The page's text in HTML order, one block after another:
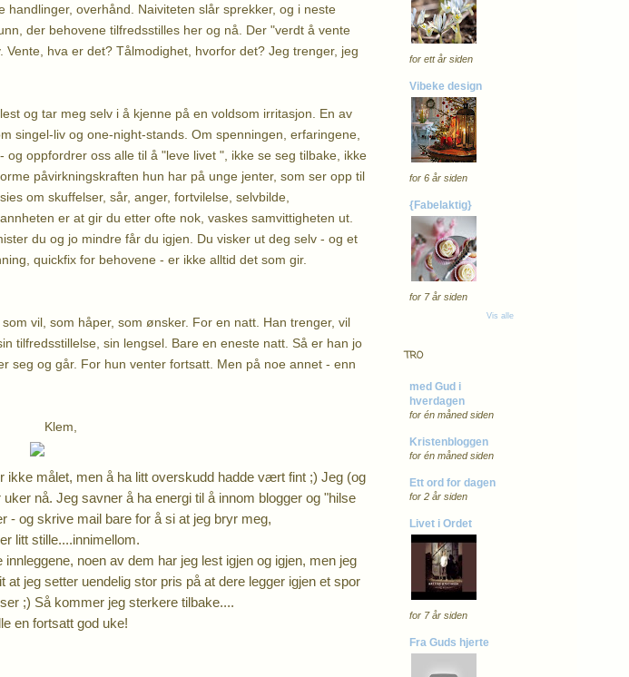
overhånd. Naiviteten slår sprekker, og i neste
der behovene tilfredsstilles her og nå. Der "verdt å vente
hva er det? Tålmodighet, hvorfor det? Jeg trenger, jeg
og tar meg selv i å kjenne på en voldsom irritasjon. En av
singel-liv og one-night-stands. Om spenningen, erfaringene,
oppfordrer oss alle til å "leve livet ", ikke se seg tilbake, ikke
påvirkningskraften hun har på unge jenter, som ser opp til
om skuffelser, sår, anger, fortvilelse, selvbilde,
er at gir du etter ofte nok, vaskes samvittigheten ut.
du og jo mindre får du igjen. Du visker ut deg selv - og et
quickfix for behovene - er ikke alltid det som gir.
vil, som håper, som ønsker. For en natt. Han trenger, vil
tilfredsstillelse, sin lengsel. Bare en eneste natt. Så er han jo
seg og går. For hun venter fortsatt. Men på noe annet - enn
Klem,
ikke målet, men å ha litt overskudd hadde vært fint ;) Jeg (og
nå. Jeg savner å ha energi til å innom blogger og "hilse
- og skrive mail bare for å si at jeg bryr meg,
litt stille....innimellom.
noen av dem har jeg lest igjen og igjen, men jeg
jeg setter uendelig stor pris på at dere legger igjen et spor
;) Så kommer jeg sterkere tilbake....
en fortsatt god uke!
for ett år siden
Vibeke design
for 6 år siden
{Fabelaktig}
for 7 år siden
Vis alle
TRO
med Gud i
hverdagen
for én måned siden
Kristenbloggen
for én måned siden
Ett ord for dagen
for 2 år siden
Livet i Ordet
for 7 år siden
Fra Guds hjerte